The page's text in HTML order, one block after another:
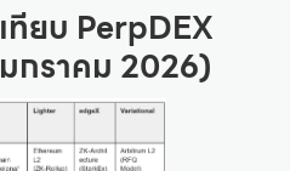
ทียบ PerpDEX
กราคม 2026)